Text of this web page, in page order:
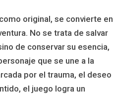
original, se convierte en
No se trata de salvar
de conservar su esencia,
que se une a la
por el trauma, el deseo
el juego logra un